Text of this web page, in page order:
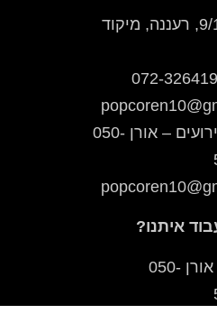
בורוכוב 9/1, רעננה, מיקוד
072-3264196
פנייה לאירועים – אורן 050-
איתנו?
מלצרים- אורן 050-